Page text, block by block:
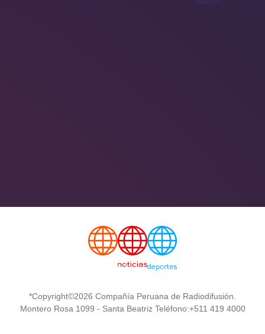
*Copyright©2026 Compañía Peruana de Radiodifusión.
Montero Rosa 1099 - Santa Beatriz Teléfono:+511 419 4000